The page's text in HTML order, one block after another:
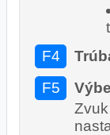
F4
F5